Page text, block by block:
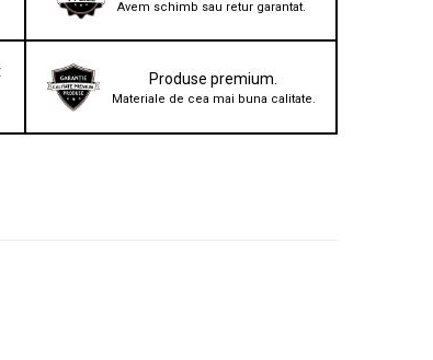
Avem schimb sau retur garantat.
Produse premium.
Materiale de cea mai buna calitate.